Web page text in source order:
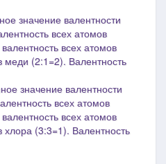
значение валентности
всех атомов
всех атомов
меди (2:1=2). Валентность
значение валентности
всех атомов
всех атомов
(3:3=1). Валентность